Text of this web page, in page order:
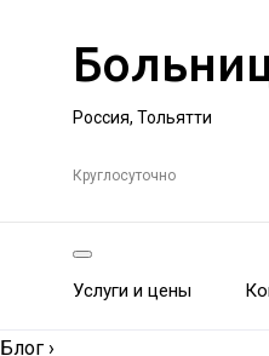
Россия, Тольятти
Круглосуточно
Услуги и цены
Блог ›